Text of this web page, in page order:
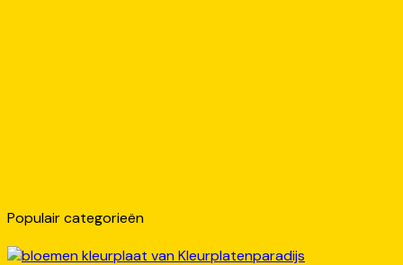
Populair categorieën